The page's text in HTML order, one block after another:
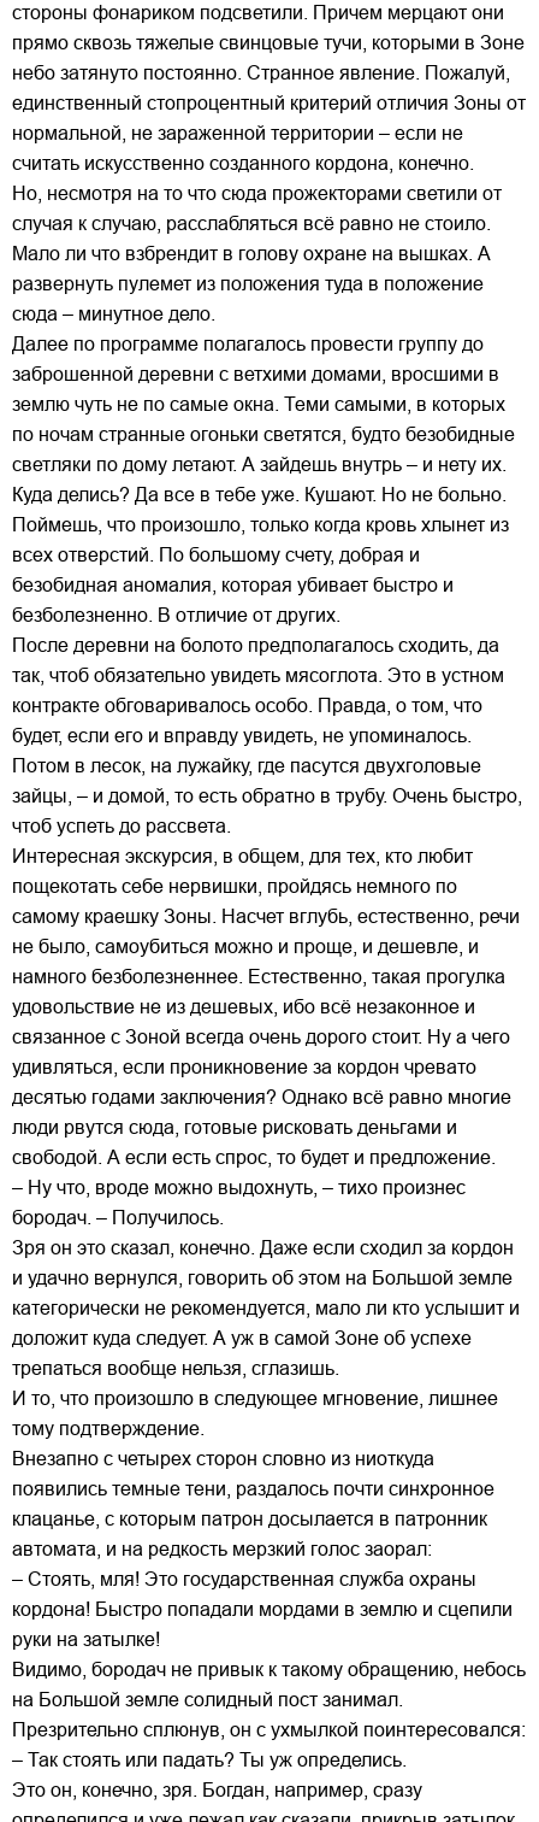
стороны фонариком подсветили. Причем мерцают они
прямо сквозь тяжелые свинцовые тучи, которыми в Зоне
небо затянуто постоянно. Странное явление. Пожалуй,
единственный стопроцентный критерий отличия Зоны от
нормальной, не зараженной территории – если не
считать искусственно созданного кордона, конечно.
Но, несмотря на то что сюда прожекторами светили от
случая к случаю, расслабляться всё равно не стоило.
Мало ли что взбрендит в голову охране на вышках. А
развернуть пулемет из положения туда в положение
сюда – минутное дело.
Далее по программе полагалось провести группу до
заброшенной деревни с ветхими домами, вросшими в
землю чуть не по самые окна. Теми самыми, в которых
по ночам странные огоньки светятся, будто безобидные
светляки по дому летают. А зайдешь внутрь – и нету их.
Куда делись? Да все в тебе уже. Кушают. Но не больно.
Поймешь, что произошло, только когда кровь хлынет из
всех отверстий. По большому счету, добрая и
безобидная аномалия, которая убивает быстро и
безболезненно. В отличие от других.
После деревни на болото предполагалось сходить, да
так, чтоб обязательно увидеть мясоглота. Это в устном
контракте обговаривалось особо. Правда, о том, что
будет, если его и вправду увидеть, не упоминалось.
Потом в лесок, на лужайку, где пасутся двухголовые
зайцы, – и домой, то есть обратно в трубу. Очень быстро,
чтоб успеть до рассвета.
Интересная экскурсия, в общем, для тех, кто любит
пощекотать себе нервишки, пройдясь немного по
самому краешку Зоны. Насчет вглубь, естественно, речи
не было, самоубиться можно и проще, и дешевле, и
намного безболезненнее. Естественно, такая прогулка
удовольствие не из дешевых, ибо всё незаконное и
связанное с Зоной всегда очень дорого стоит. Ну а чего
удивляться, если проникновение за кордон чревато
десятью годами заключения? Однако всё равно многие
люди рвутся сюда, готовые рисковать деньгами и
свободой. А если есть спрос, то будет и предложение.
– Ну что, вроде можно выдохнуть, – тихо произнес
бородач. – Получилось.
Зря он это сказал, конечно. Даже если сходил за кордон
и удачно вернулся, говорить об этом на Большой земле
категорически не рекомендуется, мало ли кто услышит и
доложит куда следует. А уж в самой Зоне об успехе
трепаться вообще нельзя, сглазишь.
И то, что произошло в следующее мгновение, лишнее
тому подтверждение.
Внезапно с четырех сторон словно из ниоткуда
появились темные тени, раздалось почти синхронное
клацанье, с которым патрон досылается в патронник
автомата, и на редкость мерзкий голос заорал:
– Стоять, мля! Это государственная служба охраны
кордона! Быстро попадали мордами в землю и сцепили
руки на затылке!
Видимо, бородач не привык к такому обращению, небось
на Большой земле солидный пост занимал.
Презрительно сплюнув, он с ухмылкой поинтересовался:
– Так стоять или падать? Ты уж определись.
Это он, конечно, зря. Богдан, например, сразу